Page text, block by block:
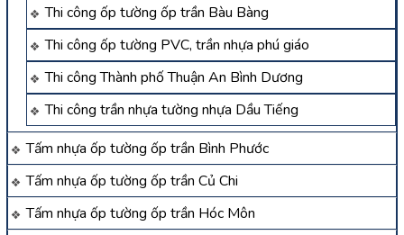
Thi công ốp tường ốp trần Bàu Bàng
Thi công ốp tường PVC, trần nhựa phú giáo
Thi công Thành phố Thuận An Bình Dương
Thi công trần nhựa tường nhựa Dầu Tiếng
Tấm nhựa ốp tường ốp trần Bình Phước
Tấm nhựa ốp tường ốp trần Củ Chi
Tấm nhựa ốp tường ốp trần Hóc Môn